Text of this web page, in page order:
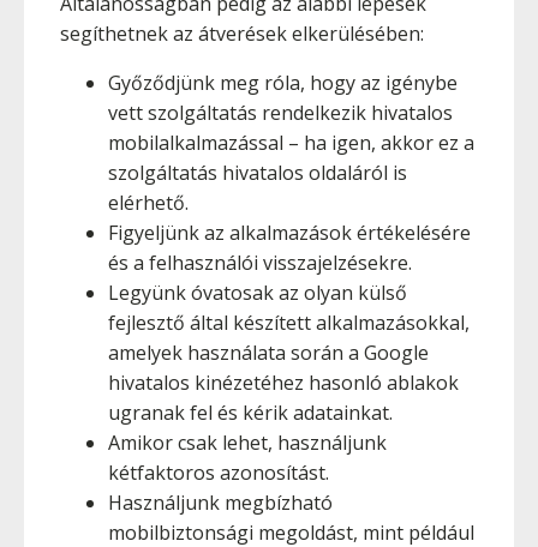
segíthetnek az átverések elkerülésében:
Győződjünk meg róla, hogy az igénybe
vett szolgáltatás rendelkezik hivatalos
mobilalkalmazással – ha igen, akkor ez a
szolgáltatás hivatalos oldaláról is
elérhető.
Figyeljünk az alkalmazások értékelésére
és a felhasználói visszajelzésekre.
Legyünk óvatosak az olyan külső
fejlesztő által készített alkalmazásokkal,
amelyek használata során a Google
hivatalos kinézetéhez hasonló ablakok
ugranak fel és kérik adatainkat.
Amikor csak lehet, használjunk
kétfaktoros azonosítást.
Használjunk megbízható
mobilbiztonsági megoldást, mint például